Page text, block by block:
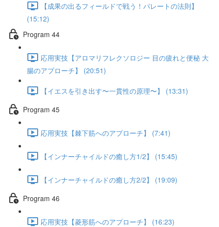
【成果の出るフィールドで戦う！パレートの法則】
(15:12)
Program 44
応用実技【アロマリフレクソロジー 目の疲れと便秘 大
腸のアプローチ】 (20:51)
【イエスを引き出す〜一貫性の原理〜】 (13:31)
Program 45
応用実技【棘下筋へのアプローチ】 (7:41)
【インナーチャイルドの癒し方1/2】 (15:45)
【インナーチャイルドの癒し方2/2】 (19:09)
Program 46
応用実技【菱形筋へのアプローチ】 (16:23)